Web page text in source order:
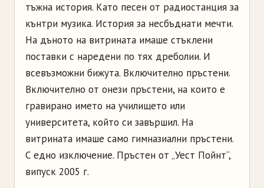
тъжна история. Като песен от радиостанция за
кънтри музика. История за несбъднати мечти.
На дъното на витрината имаше стъклени
поставки с наредени по тях дреболии. И
всевъзможни бижута. Включително пръстени.
Включително от онези пръстени, на които е
гравирано името на училището или
университета, който си завършил. На
витрината имаше само гимназиални пръстени.
С едно изключение. Пръстен от „Уест Пойнт“,
випуск 2005 г.